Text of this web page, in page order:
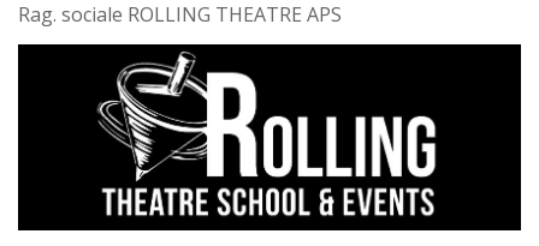
Rag. sociale ROLLING THEATRE APS